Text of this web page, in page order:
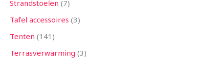
Strandstoelen 7
Tafel accessoires 3
Tenten 141
Terrasverwarming 3